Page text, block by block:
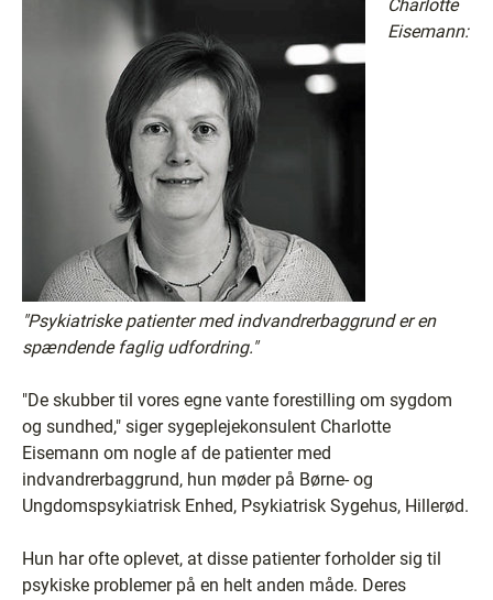
Charlotte
Eisemann:
"Psykiatriske patienter med indvandrerbaggrund er en
spændende faglig udfordring."
"De skubber til vores egne vante forestilling om sygdom
og sundhed," siger sygeplejekonsulent Charlotte
Eisemann om nogle af de patienter med
indvandrerbaggrund, hun møder på Børne- og
Ungdomspsykiatrisk Enhed, Psykiatrisk Sygehus, Hillerød.
Hun har ofte oplevet, at disse patienter forholder sig til
psykiske problemer på en helt anden måde. Deres